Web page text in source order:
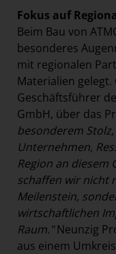
Fokus auf
Beim Bau von
besonderes
mit regionalen
Materialien
Geschäftsführer
GmbH, über das
besonderem
Unternehmen,
Region an
schaffen wir nicht
Meilenstein,
wirtschaftlichen
Raum."Neunzig
aus einem